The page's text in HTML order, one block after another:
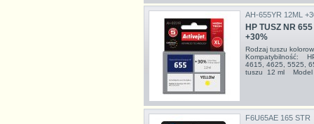
AH-655YR 12ML
HP TUSZ NR
+30%
Rodzaj tuszu
Kompatybilność:
4615, 4625, 5525,
tuszu 12 ml Model
F6U65AE 165 STR